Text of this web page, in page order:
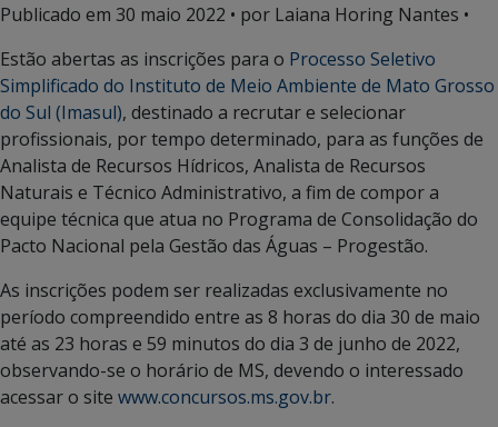
Publicado em 30 maio 2022 • por Laiana Horing Nantes •
Estão abertas as inscrições para o Processo Seletivo
Simplificado do Instituto de Meio Ambiente de Mato Grosso
do Sul (Imasul), destinado a recrutar e selecionar
profissionais, por tempo determinado, para as funções de
Analista de Recursos Hídricos, Analista de Recursos
Naturais e Técnico Administrativo, a fim de compor a
equipe técnica que atua no Programa de Consolidação do
Pacto Nacional pela Gestão das Águas – Progestão.
As inscrições podem ser realizadas exclusivamente no
período compreendido entre as 8 horas do dia 30 de maio
até as 23 horas e 59 minutos do dia 3 de junho de 2022,
observando-se o horário de MS, devendo o interessado
acessar o site www.concursos.ms.gov.br.